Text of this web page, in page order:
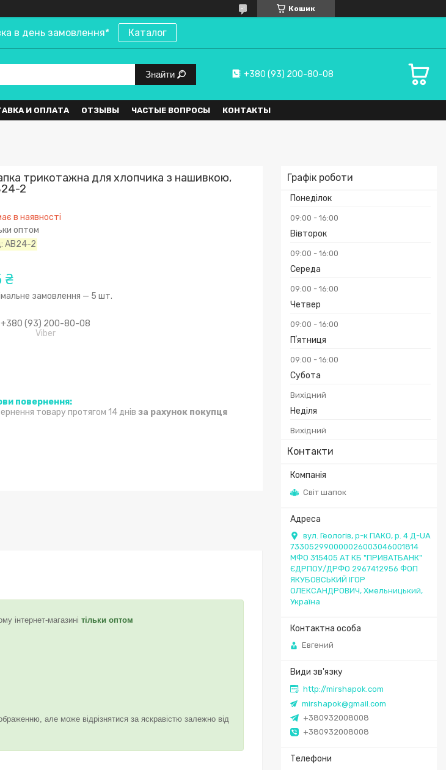
Кошик
в день замовлення* Каталог
Знайти +380 (93) 200-80-08
И ОПЛАТА ОТЗЫВЫ ЧАСТЫЕ ВОПРОСЫ КОНТАКТЫ
Графік роботи
Понеділок
09:00 16:00
Вівторок
09:00 16:00
Середа
09:00 16:00
Четвер
09:00 16:00
Пʼятниця
09:00 16:00
Субота
Вихідний
Неділя
Вихідний
Контакти
Світ шапок
вул. Геологів, р-к ПАКО, р. 4 Д-UA
733052990000026003046001814
МФО 315405 АТ КБ "ПРИВАТБАНК"
ЄДРПОУ/ДРФО 2967412956 ФОП
ЯКУБОВСЬКИЙ ІГОР
ОЛЕКСАНДРОВИЧ, Хмельницький,
Україна
Евгений
http://mirshapok.com
mirshapok@gmail.com
+380932008008
+380932008008
трикотажна для хлопчика з нашивкою,
2
в наявності
оптом
AB24-2
₴
замовлення — 5 шт.
+380 (93) 200-80-08
Viber
товару протягом 14 днів за рахунок покупця
інтернет-магазині тільки оптом
але може відрізнятися за яскравістю залежно від